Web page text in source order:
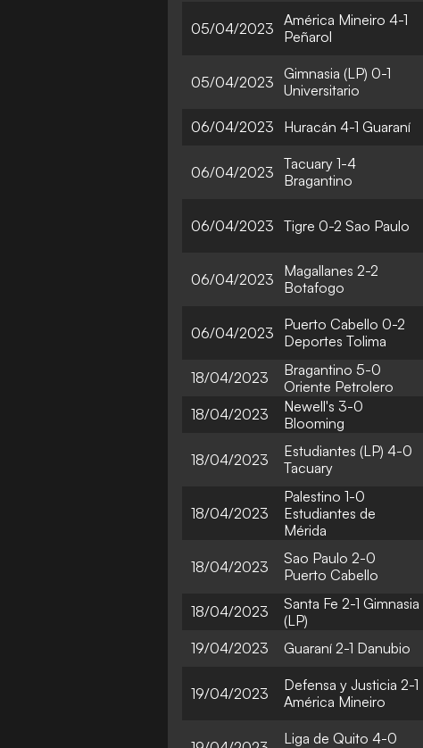
05/04/2023 América Mineiro 4-1
Peñarol
05/04/2023
Gimnasia (LP) 0-1
Universitario
06/04/2023 Huracán 4-1 Guaraní
06/04/2023 Tacuary 1-4
Bragantino
06/04/2023 Tigre 0-2 Sao Paulo
06/04/2023
Magallanes 2-2
Botafogo
06/04/2023
Puerto Cabello 0-2
Deportes Tolima
18/04/2023
Bragantino 5-0
Oriente Petrolero
18/04/2023
Newell's 3-0
Blooming
18/04/2023
Estudiantes (LP) 4-0
Tacuary
18/04/2023
Palestino 1-0
Estudiantes de
Mérida
18/04/2023
Sao Paulo 2-0
Puerto Cabello
18/04/2023
Santa Fe 2-1 Gimnasia
(LP)
19/04/2023 Guaraní 2-1 Danubio
19/04/2023
Defensa y Justicia 2-1
América Mineiro
Liga de Quito 4-0